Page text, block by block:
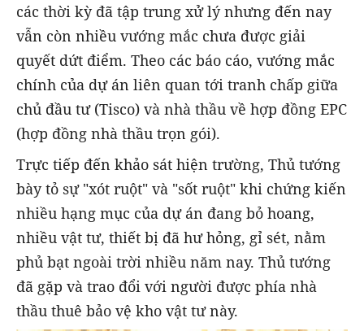
các thời kỳ đã tập trung xử lý nhưng đến nay
vẫn còn nhiều vướng mắc chưa được giải
quyết dứt điểm. Theo các báo cáo, vướng mắc
chính của dự án liên quan tới tranh chấp giữa
chủ đầu tư (Tisco) và nhà thầu về hợp đồng EPC
(hợp đồng nhà thầu trọn gói).
Trực tiếp đến khảo sát hiện trường, Thủ tướng
bày tỏ sự "xót ruột" và "sốt ruột" khi chứng kiến
nhiều hạng mục của dự án đang bỏ hoang,
nhiều vật tư, thiết bị đã hư hỏng, gỉ sét, nằm
phủ bạt ngoài trời nhiều năm nay. Thủ tướng
đã gặp và trao đổi với người được phía nhà
thầu thuê bảo vệ kho vật tư này.